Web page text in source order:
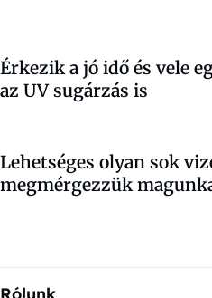
Érkezik a jó idő és vele
az UV sugárzás is
Lehetséges olyan sok
megmérgezzük